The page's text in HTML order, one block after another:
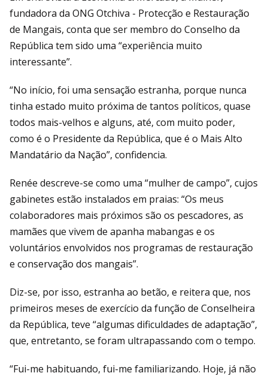
fundadora da ONG Otchiva - Protecção e Restauração
de Mangais, conta que ser membro do Conselho da
República tem sido uma “experiência muito
interessante”.
“No início, foi uma sensação estranha, porque nunca
tinha estado muito próxima de tantos políticos, quase
todos mais-velhos e alguns, até, com muito poder,
como é o Presidente da República, que é o Mais Alto
Mandatário da Nação”, confidencia.
Renée descreve-se como uma “mulher de campo”, cujos
gabinetes estão instalados em praias: “Os meus
colaboradores mais próximos são os pescadores, as
mamães que vivem de apanha mabangas e os
voluntários envolvidos nos programas de restauração
e conservação dos mangais”.
Diz-se, por isso, estranha ao betão, e reitera que, nos
primeiros meses de exercício da função de Conselheira
da República, teve “algumas dificuldades de adaptação”,
que, entretanto, se foram ultrapassando com o tempo.
“Fui-me habituando, fui-me familiarizando. Hoje, já não